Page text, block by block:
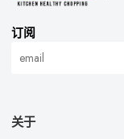
订阅
关于